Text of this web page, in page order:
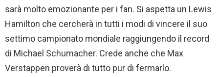
sarà molto emozionante per i fan. Si aspetta un Lewis
Hamilton che cercherà in tutti i modi di vincere il suo
settimo campionato mondiale raggiungendo il record
di Michael Schumacher. Crede anche che Max
Verstappen proverà di tutto pur di fermarlo.